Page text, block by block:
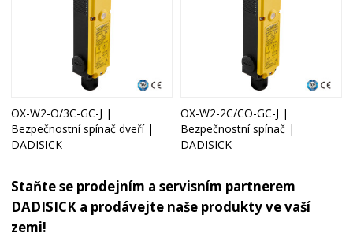
OX-W2-O/3C-GC-J |
Bezpečnostní spínač dveří |
DADISICK
OX-W2-2C/CO-GC-J |
Bezpečnostní spínač |
DADISICK
Staňte se prodejním a servisním partnerem
DADISICK a prodávejte naše produkty ve vaší
zemi!